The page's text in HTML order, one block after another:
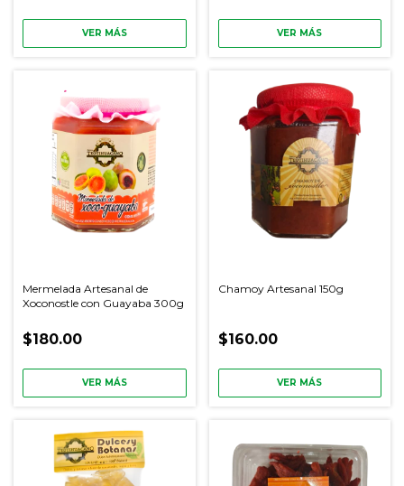
VER MÁS VER MÁS
Mermelada Artesanal de
Xoconostle con Guayaba 300g
$180.00
VER MÁS
Chamoy Artesanal 150g
$160.00
VER MÁS